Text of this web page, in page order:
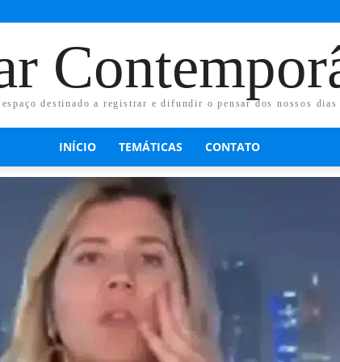
espaço destinado a registrar e difundir o pensar dos nossos dias
INÍCIO TEMÁTICAS CONTATO